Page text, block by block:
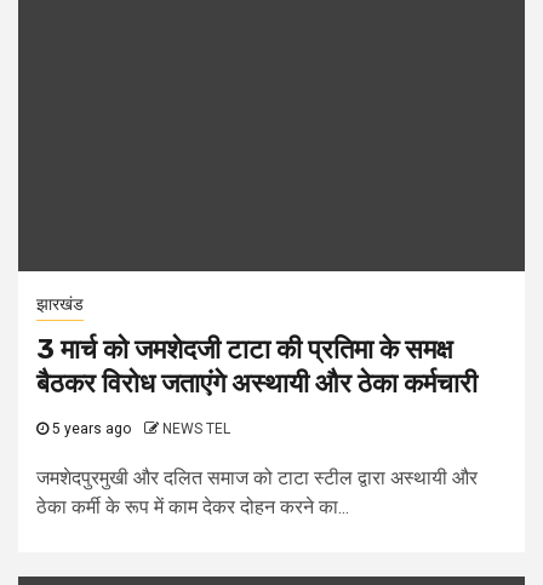
झारखंड
3 मार्च को जमशेदजी टाटा की प्रतिमा के समक्ष
बैठकर विरोध जताएंगे अस्थायी और ठेका कर्मचारी
5 years ago NEWS TEL
जमशेदपुरमुखी और दलित समाज को टाटा स्टील द्वारा अस्थायी और
ठेका कर्मी के रूप में काम देकर दोहन करने का...